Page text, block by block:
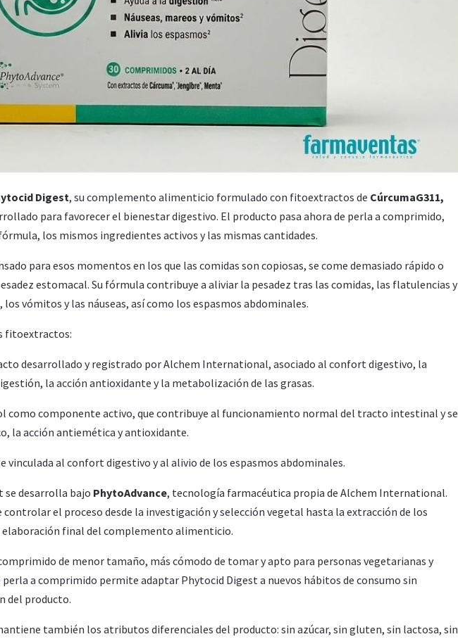
Digest, su complemento alimenticio formulado con fitoextractos de CúrcumaG311,
para favorecer el bienestar digestivo. El producto pasa ahora de perla a comprimido,
los mismos ingredientes activos y las mismas cantidades.
para esos momentos en los que las comidas son copiosas, se come demasiado rápido o
estomacal. Su fórmula contribuye a aliviar la pesadez tras las comidas, las flatulencias y
vómitos y las náuseas, así como los espasmos abdominales.
fitoextractos:
desarrollado y registrado por Alchem International, asociado al confort digestivo, la
la acción antioxidante y la metabolización de las grasas.
como componente activo, que contribuye al funcionamiento normal del tracto intestinal y se
la acción antiemética y antioxidante.
vinculada al confort digestivo y al alivio de los espasmos abdominales.
se desarrolla bajo PhytoAdvance, tecnología farmacéutica propia de Alchem International.
el proceso desde la investigación y selección vegetal hasta la extracción de los
elaboración final del complemento alimenticio.
de menor tamaño, más cómodo de tomar y apto para personas vegetarianas y
perla a comprimido permite adaptar Phytocid Digest a nuevos hábitos de consumo sin
del producto.
también los atributos diferenciales del producto: sin azúcar, sin gluten, sin lactosa, sin